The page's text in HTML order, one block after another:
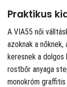
Praktikus
A VIA55 női
azoknak a
keresnek a
rostbőr anyaga
monokróm